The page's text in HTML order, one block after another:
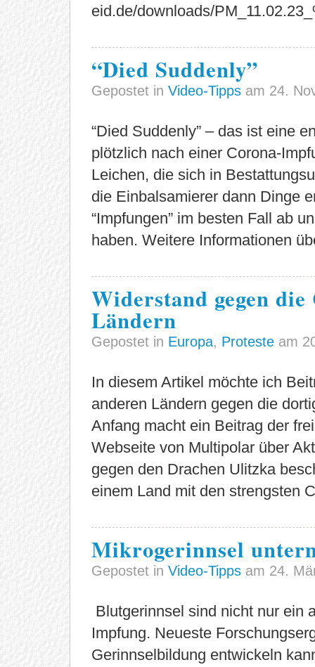
eid.de/downloads/
“Died Suddenly”
Gepostet in Video-Tipps am 24.
“Died Suddenly” – das ist eine
plötzlich nach einer Corona-
Leichen, die sich in
die Einbalsamierer dann Dinge
“Impfungen” im besten Fall ab
haben. Weitere Informationen
Widerstand gegen
Ländern
Gepostet in Europa, Proteste am
In diesem Artikel möchte ich
anderen Ländern gegen die
Anfang macht ein Beitrag der
Webseite von Multipolar über
gegen den Drachen Ulitzka
einem Land mit den strengsten
Mikrogerinnsel
Gepostet in Video-Tipps am 24.
Blutgerinnsel sind nicht nur ein
Impfung. Neueste
Gerinnselbildung entwickeln